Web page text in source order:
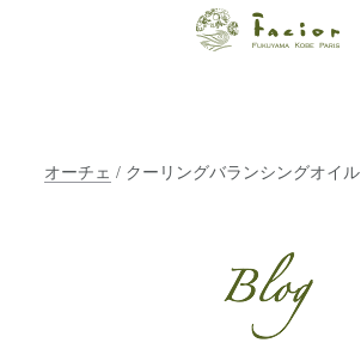
ン ファシオー
輝く美をトータ
ルでご提案しま
す。
オーチェ / クーリングバランシングオイル